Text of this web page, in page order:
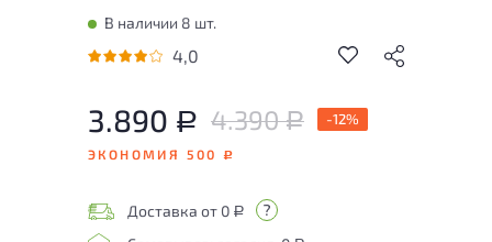
В наличии 8 шт.
4,0
3.890 Р 4.390Р -12%
ЭКОНОМИЯ 500Р
Доставка от 0 Р